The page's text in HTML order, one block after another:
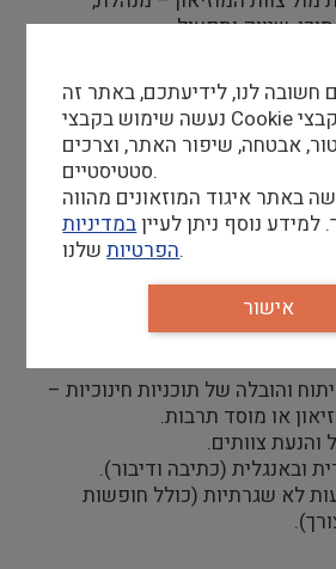
שיווק ותפעול.
ובלתי פורמלית )בתי -ספר,
מתנ"סים, עמותות(.
לפעילויות חינוכיות,
לגיוס קהלים חדשים.
למגוון קבוצות גיל וקהלים: ילדים,
ומבוגרים.
(עדיפות לתחום החינוך, מדעי
והובלה של תוכניות חינוכיות –
או מוסד תרבות.
והנעת צוותים.
ובאנגלית (כתיבה ודיבור).
לא שגרתיות (כולל חופשות
חשובה לנו, לידיעתכם, באתר זה
נעשה שימוש בקבצי Cookie וכן בקבצי Cookie צד
אבטחה, שיפור האתר, וצרכים
סטטיסטיים.
באתר איגוד המוזאונים מהווה
נוסף ניתן לעייןבמדיניות
הפרטיותשלנו.
אישור